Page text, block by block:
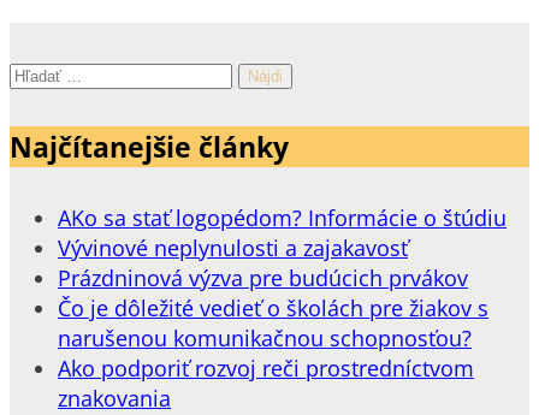
Hľadať:
Najčítanejšie články
AKo sa stať logopédom? Informácie o štúdiu
Vývinové neplynulosti a zajakavosť
Prázdninová výzva pre budúcich prvákov
Čo je dôležité vedieť o školách pre žiakov s
narušenou komunikačnou schopnosťou?
Ako podporiť rozvoj reči prostredníctvom
znakovania